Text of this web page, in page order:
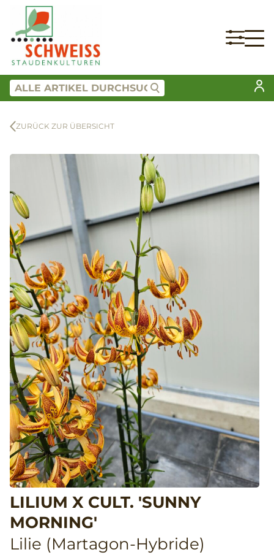
ZURÜCK ZUR ÜBERSICHT
LILIUM X CULT. 'SUNNY
MORNING'
Lilie (Martagon-Hybride)